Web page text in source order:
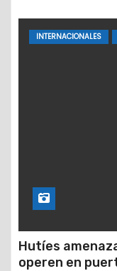
INTERNACIONALES
Hutíes
operen en